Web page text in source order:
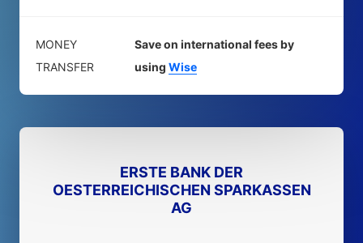
MONEY
TRANSFER
Save on international fees by
using Wise
ERSTE BANK DER
OESTERREICHISCHEN SPARKASSEN
AG